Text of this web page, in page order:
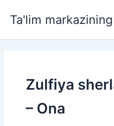
Ta'lim
Zulfiya
– Ona